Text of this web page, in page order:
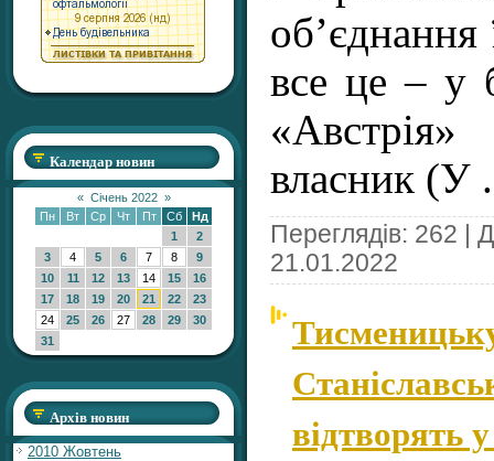
Календар новин
« Січень 2022 »
Пн
Вт Ср Чт Пт Сб
Нд
1
2
3
4 5 6 7 8
9
10
11 12 13 14 15
16
17
18 19 20 21 22
23
24
25 26 27 28 29
30
31
Архів новин
2010 Жовтень
все це – у
власник (У
Переглядів: 262 |
21.01.2022
відтворять